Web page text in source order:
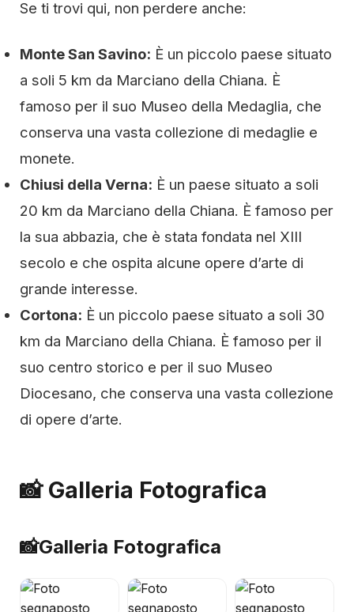
Se ti trovi qui, non perdere anche:
Monte San Savino: È un piccolo paese situato
a soli 5 km da Marciano della Chiana. È
famoso per il suo Museo della Medaglia, che
conserva una vasta collezione di medaglie e
monete.
Chiusi della Verna: È un paese situato a soli
20 km da Marciano della Chiana. È famoso per
la sua abbazia, che è stata fondata nel XIII
secolo e che ospita alcune opere d’arte di
grande interesse.
Cortona: È un piccolo paese situato a soli 30
km da Marciano della Chiana. È famoso per il
suo centro storico e per il suo Museo
Diocesano, che conserva una vasta collezione
di opere d’arte.
📸 Galleria Fotografica
📸Galleria Fotografica